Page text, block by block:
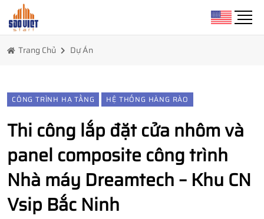
Trang Chủ Dự Án
CÔNG TRÌNH HẠ TẦNG HỆ THỐNG HÀNG RÀO
Thi công lắp đặt cửa nhôm và
panel composite công trình
Nhà máy Dreamtech – Khu CN
Vsip Bắc Ninh